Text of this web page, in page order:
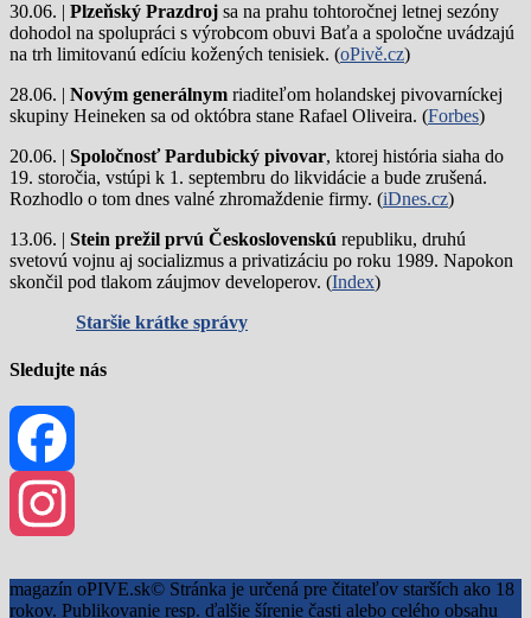
30.06. | Plzeňský Prazdroj sa na prahu tohtoročnej letnej sezóny
dohodol na spolupráci s výrobcom obuvi Baťa a spoločne uvádzajú
na trh limitovanú edíciu kožených tenisiek. (oPivě.cz)
28.06. | Novým generálnym riaditeľom holandskej pivovarníckej
skupiny Heineken sa od októbra stane Rafael Oliveira. (Forbes)
20.06. | Spoločnosť Pardubický pivovar, ktorej história siaha do
19. storočia, vstúpi k 1. septembru do likvidácie a bude zrušená.
Rozhodlo o tom dnes valné zhromaždenie firmy. (iDnes.cz)
13.06. | Stein prežil prvú Československú republiku, druhú
svetovú vojnu aj socializmus a privatizáciu po roku 1989. Napokon
skončil pod tlakom záujmov developerov. (Index)
Staršie krátke správy
Sledujte nás
Facebook
magazín oPIVE.sk© Stránka je určená pre čitateľov starších ako 18
rokov. Publikovanie resp. ďalšie šírenie časti alebo celého obsahu